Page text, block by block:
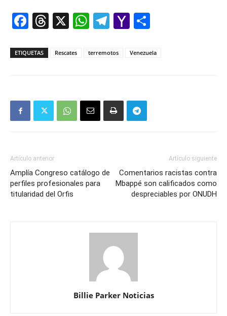
Facebook
Threads
X WhatsApp
Telegram
Yahoo
ETIQUETAS Rescates terremotos Venezuela
Artículo anterior
Amplía Congreso catálogo de
perfiles profesionales para
titularidad del Orfis
Artículo siguiente
Comentarios racistas contra
Mbappé son calificados como
despreciables por ONUDH
Billie Parker Noticias